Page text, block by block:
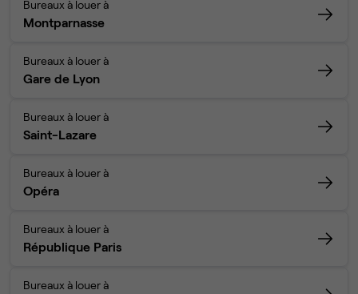
Bureaux à louer à
Montparnasse
Bureaux à louer à
Gare de Lyon
Bureaux à louer à
Saint-Lazare
Bureaux à louer à
Opéra
Bureaux à louer à
République Paris
Bureaux à louer à